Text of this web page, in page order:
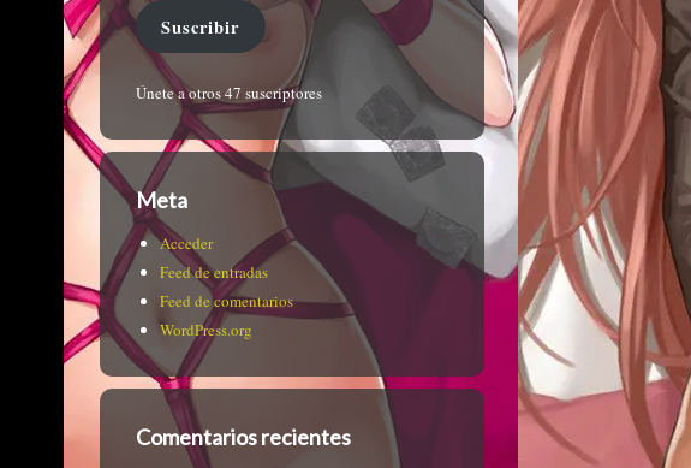
Suscribir
Únete a otros 47 suscriptores
Meta
Acceder
Feed de entradas
Feed de comentarios
WordPress.org
Comentarios recientes